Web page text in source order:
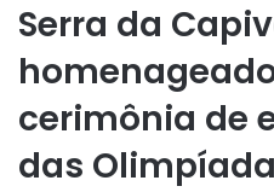
Serra da
cerimônia de
das